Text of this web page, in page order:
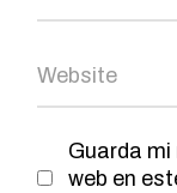
Guarda
web en